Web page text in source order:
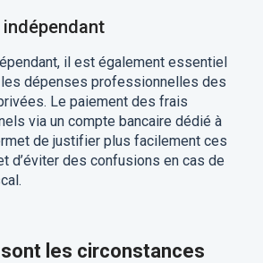
indépendant
il est également essentiel
dépenses professionnelles des
Le paiement des frais
via un compte bancaire dédié à
de justifier plus facilement ces
d’éviter des confusions en cas de
les circonstances